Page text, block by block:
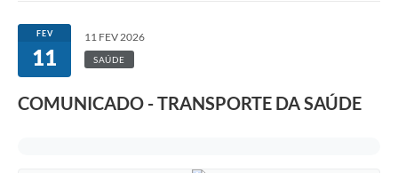
Publicações Oficiais
Cadastro de Artesãos
FEV
11
11 FEV 2026
SAÚDE
COMUNICADO - TRANSPORTE DA SAÚDE